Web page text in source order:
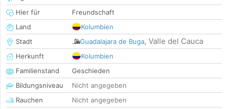
Hier für
Freundschaft
Land
Kolumbien
Stadt
Guadalajara de Buga, Valle del Cauca
Herkunft
Kolumbien
Familienstand
Geschieden
Bildungsniveau
Nicht angegeben
Rauchen
Nicht angegeben